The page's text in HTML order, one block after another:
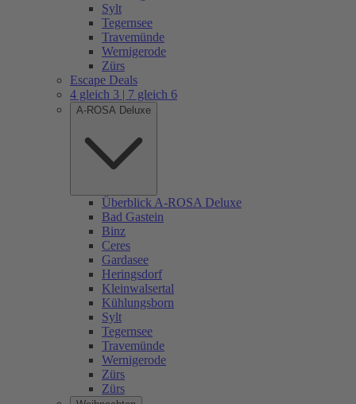
Sylt
Tegernsee
Travemünde
Wernigerode
Zürs
Escape Deals
4 gleich 3 | 7 gleich 6
A-ROSA Deluxe
Überblick A-ROSA Deluxe
Bad Gastein
Binz
Ceres
Gardasee
Heringsdorf
Kleinwalsertal
Kühlungsborn
Sylt
Tegernsee
Travemünde
Wernigerode
Zürs
Zürs